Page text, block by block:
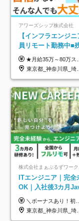
アワーズシップ株式会社
【インフラエンジ
員リモート勤務中■
3h■最大3ヶ月の連
年休126日■20～30
中！
★月給35万～80万スタートも可 【未経験の方】 ■月給26万～80万＋賞与年2回（年2ヶ月分） 【何かしらのインフラエンジニア経験をお持ちの方】 ■月給35万～80万＋賞与年2回（年2ヶ月分） ※スキル・経験などを考慮し決定します ※試用期間6ヶ月あり。期間中は契約社員となります。その他の待遇に差異はありません（試用期間終了後、昇給の可能性あり） ※上記金額には固定残業代（月30時間分／4万9600円～15万2600円）を含みます。超過分は別途支給いたします。 ＼頑張りはインセンティブで還元！／ クライアントに貢献度を評価され、当社のエンジニアが追加で案件に参画することになるなど、会社にとって利益になる行動はしっかり評価します。 会社の成長に貢献できていることを実感でき、「もっと頑張ろう」と思える体制づくりを整えています！
東京都_神奈川県_埼玉県_千葉県_大阪府
株式会社まぁぶるずワーク
ITエンジニア｜完全
OK｜入社後3カ月
｜リモート率8割以
のキャリア支援｜
＼ボーナスあり！初年度から年収300万円以上／ ■月給25万円～35万円＋残業代全額支給＋各種手当＋賞与年1回 ◎経験・年齢・スキルなどを考慮し、できるだけ優遇します ◎試用期間中(3カ月)は契約社員で、月給21万円＋諸手当になります。 (試用期間中は残業が発生しません。その他の待遇に変更はありません) ----------------- ＼3つの評価軸！実力次第で早期収入アップ！／ 【1】スキル(IT理解、実装力、設計) 【2】実務力(現場評価、コミュ力、品質) 【3】姿勢(自走力、意欲、責任感) この3つの評価軸で、3カ月ごとに評価。社内グレードにより、給与が決まる明確な仕組みです。何ができれば給与が上がるのか分かりやすく、実力や努力次第で早期に収入を増やせます！ 【固定残業代について】 なし（残業代は、実際の労働時間に応じて別途全額支給）
東京都_神奈川県_埼玉県_千葉県_大阪府_愛知県_北海道_青森県_岩手県_宮城県_秋田県_山形県_福島県_茨城県_栃木県_群馬県_新潟県_山梨県_長野県_富山県_石川県_福井県_静岡県_岐阜県_三重県_兵庫県_京都府_滋賀県_奈良県_和歌山県_広島県_岡山県_鳥取県_島根県_山口県_徳島県_香川県_愛媛県_高知県_福岡県_熊本県_佐賀県_長崎県_大分県_宮崎県_鹿児島県_沖縄県